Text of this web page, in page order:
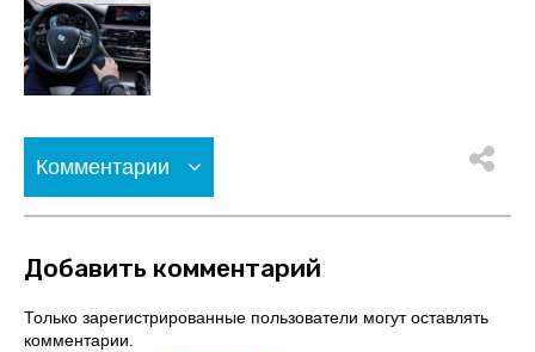
Комментарии
Добавить комментарий
Только зарегистрированные пользователи могут оставлять
комментарии.